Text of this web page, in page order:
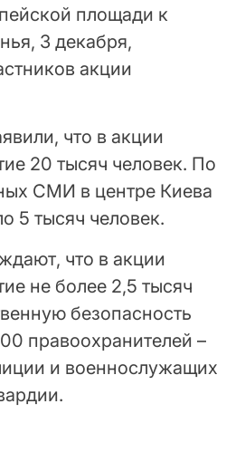
площади к
3 декабря,
акции
что в акции
20 тысяч человек. По
СМИ в центре Киева
5 тысяч человек.
что в акции
не более 2,5 тысяч
безопасность
правоохранителей –
и военнослужащих